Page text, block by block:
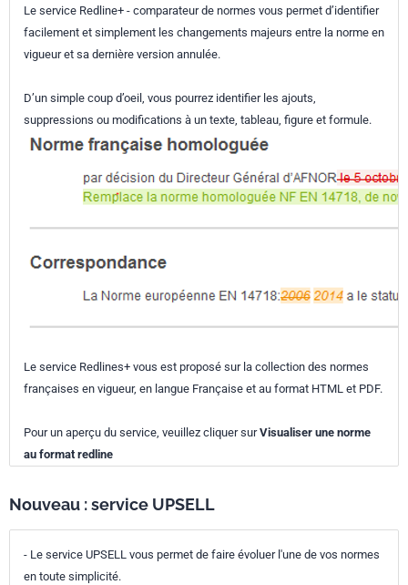
Le service Redline+ - comparateur de normes vous permet d’identifier
facilement et simplement les changements majeurs entre la norme en
vigueur et sa dernière version annulée.
D’un simple coup d’oeil, vous pourrez identifier les ajouts,
suppressions ou modifications à un texte, tableau, figure et formule.
Le service Redlines+ vous est proposé sur la collection des normes
françaises en vigueur, en langue Française et au format HTML et PDF.
Pour un aperçu du service, veuillez cliquer surVisualiser une norme
au format redline
Nouveau : service UPSELL
- Le service UPSELL vous permet de faire évoluer l'une de vos normes
en toute simplicité.